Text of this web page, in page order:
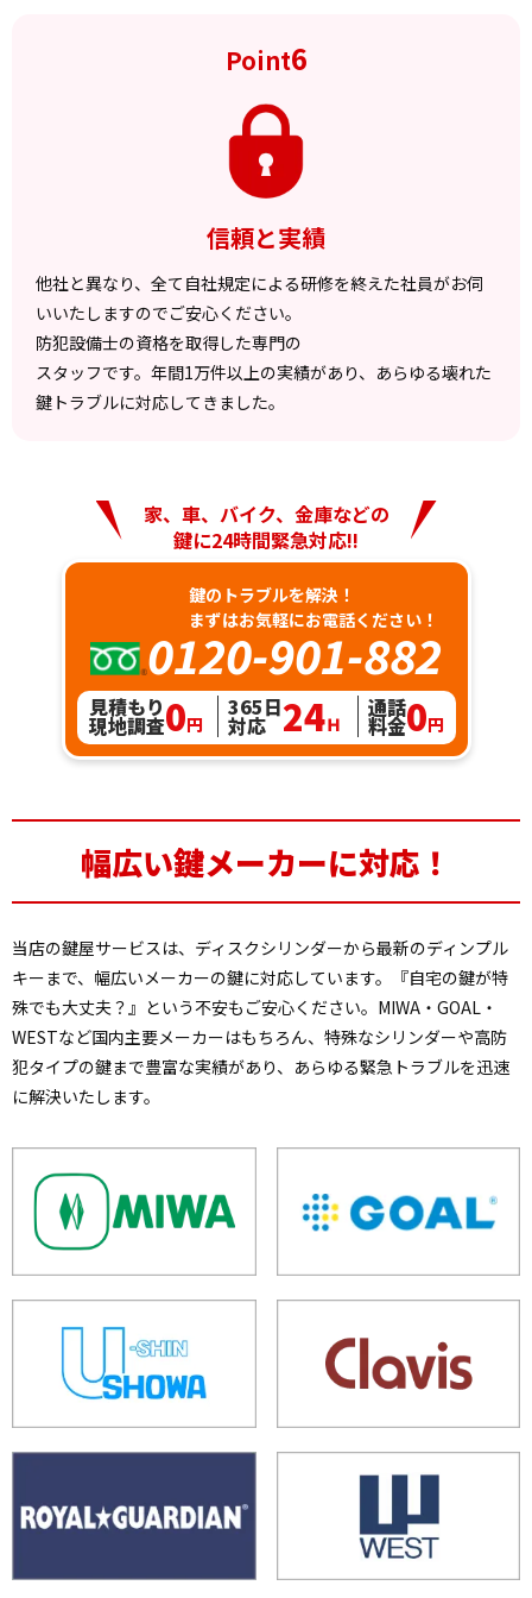
Point6
信頼と実績
他社と異なり、全て自社規定による研修を終えた社員がお伺
いいたしますのでご安心ください。
防犯設備士の資格を取得した専門の
スタッフです。年間1万件以上の実績があり、あらゆる壊れた
鍵トラブルに対応してきました。
家、車、バイク、金庫などの
鍵に24時間緊急対応!!
鍵のトラブルを解決！
まずはお気軽にお電話ください！
0120-901-882
見積もり
現地調査0円
365日
対応 24Ｈ
通話
料金0円
幅広い鍵メーカーに対応！
当店の鍵屋サービスは、ディスクシリンダーから最新のディンプル
キーまで、幅広いメーカーの鍵に対応しています。『自宅の鍵が特
殊でも大丈夫？』という不安もご安心ください。MIWA・GOAL・
WESTなど国内主要メーカーはもちろん、特殊なシリンダーや高防
犯タイプの鍵まで豊富な実績があり、あらゆる緊急トラブルを迅速
に解決いたします。